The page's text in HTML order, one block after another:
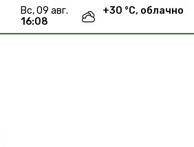
вс, 09 авг.
16:08
+30 °С, облачно